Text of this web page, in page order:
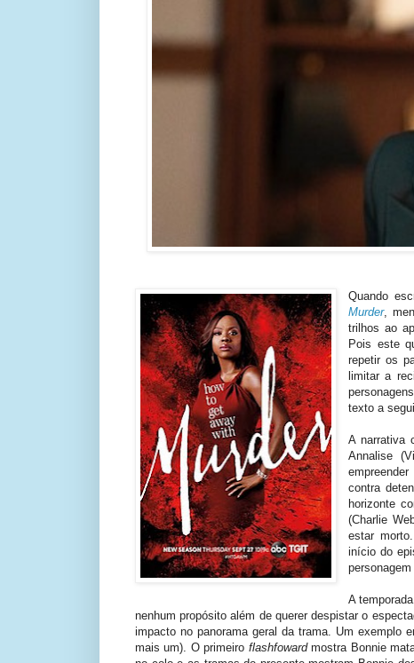
Quando
Murder,
trilhos ao
Pois este
repetir os
limitar a
texto a
A narrativa
Annalise
contra
horizonte
(Charlie
estar
início do
personagem
A
nenhum propósito além de querer despistar o
impacto no panorama geral da trama. Um exemplo
mais um). O primeiro flashfowardmostra Bonnie